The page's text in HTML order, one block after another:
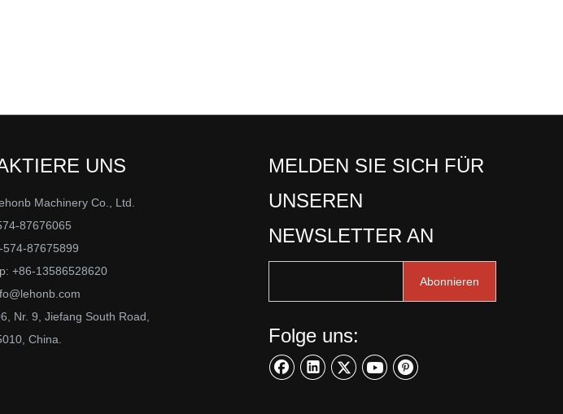
UNS
Machinery Co., Ltd.
87676065
574-87675899
+86-13586528620
Nr. 9, Jiefang South Road,
China.
MELDEN SIE SICH FÜR
UNSEREN
NEWSLETTER AN
Abonnieren
Folge uns: